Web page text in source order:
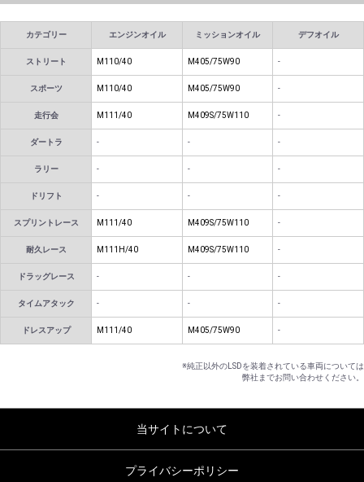
カテゴリー エンジンオイル ミッションオイル デフオイル
ストリート M110/40 M405/75W90 -
スポーツ M110/40 M405/75W90 -
走行会 M111/40 M409S/75W110 -
ダートラ - - -
ラリー - - -
ドリフト - - -
スプリントレース M111/40 M409S/75W110 -
耐久レース M111H/40 M409S/75W110 -
ドラッグレース - - -
タイムアタック - - -
ドレスアップ M111/40 M405/75W90 -
※純正以外のLSDを装着されている車両については
弊社までお問い合わせください。
当サイトについて
プライバシーポリシー